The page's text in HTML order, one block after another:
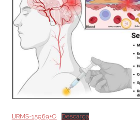
IJRMS-15969+O Descarga